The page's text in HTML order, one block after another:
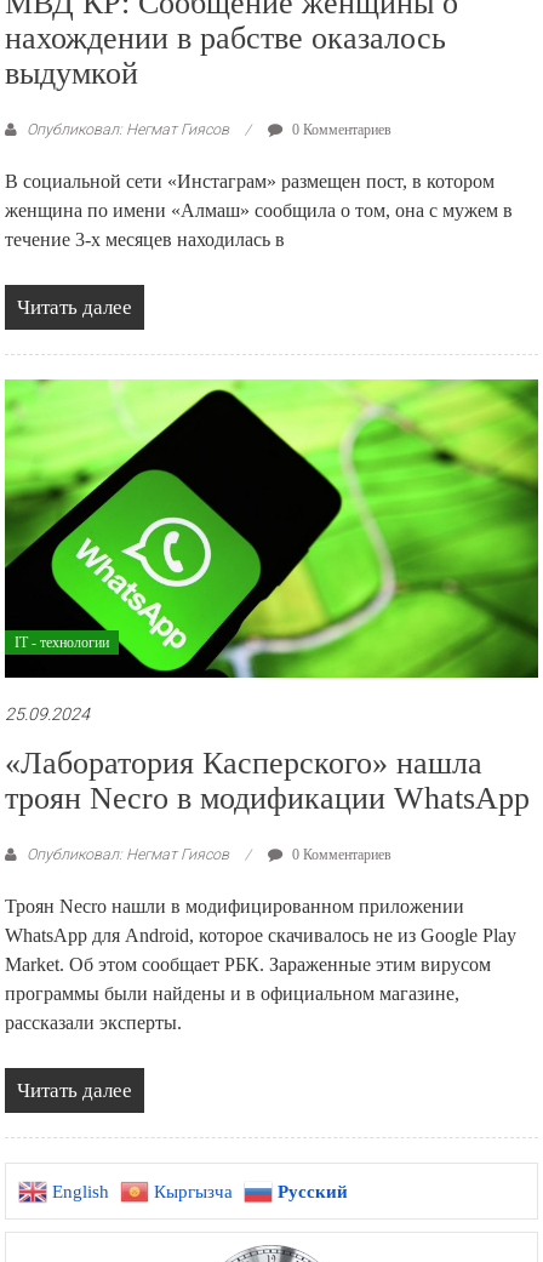
нахождении в рабстве оказалось
выдумкой
Опубликовал: Негмат Гиясов 0 Комментариев
В социальной сети «Инстаграм» размещен пост, в котором
женщина по имени «Алмаш» сообщила о том, она с мужем в
течение 3-х месяцев находилась в
Читать далее
IT - технологии
25.09.2024
«Лаборатория Касперского» нашла
троян Necro в модификации WhatsApp
Опубликовал: Негмат Гиясов 0 Комментариев
Троян Necro нашли в модифицированном приложении
WhatsApp для Android, которое скачивалось не из Google Play
Market. Об этом сообщает РБК. Зараженные этим вирусом
программы были найдены и в официальном магазине,
рассказали эксперты.
Читать далее
English Кыргызча Русский